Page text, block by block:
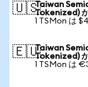
🇺🇸Taiwan
Tokenized)
1 TSMon は
🇪🇺Taiwan
Tokenized)
1 TSMon は